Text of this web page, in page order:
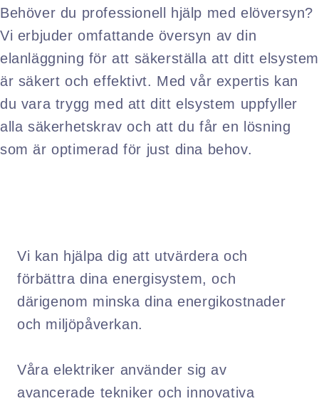
Behöver du professionell hjälp med elöversyn?
Vi erbjuder omfattande översyn av din
elanläggning för att säkerställa att ditt elsystem
är säkert och effektivt. Med vår expertis kan
du vara trygg med att ditt elsystem uppfyller
alla säkerhetskrav och att du får en lösning
som är optimerad för just dina behov.
Vi kan hjälpa dig att utvärdera och
förbättra dina energisystem, och
därigenom minska dina energikostnader
och miljöpåverkan.
Våra elektriker använder sig av
avancerade tekniker och innovativa